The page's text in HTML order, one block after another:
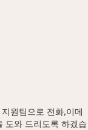
원팀으로 전화,이메
도와 드리도록 하겠습